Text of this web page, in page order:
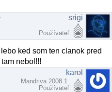
srigi
Používateľ
ked som ten clanok pred
nebol!!!
karol
Mandriva 2008.1
Používateľ